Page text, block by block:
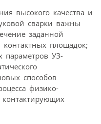
высокого качества и
сварки важны
заданной
контактных площадок;
параметров УЗ-
способов
физико-
контактирующих